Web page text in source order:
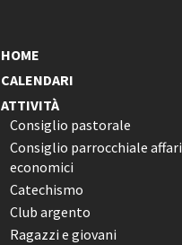
HOME
CALENDARI
ATTIVITÀ
Consiglio pastorale
Consiglio parrocchiale affari
economici
Catechismo
Club argento
Ragazzi e giovani